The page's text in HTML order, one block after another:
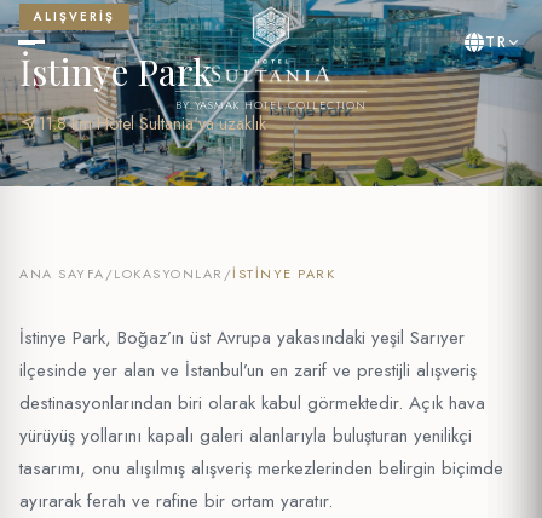
BY YASMAK HOTEL COLLECTION
TR
ALIŞVERIŞ
İstinye Park
near_me11.8 km Hotel Sultania'ya uzaklık
ANA SAYFA/LOKASYONLAR /İSTINYE PARK
İstinye Park, Boğaz’ın üst Avrupa yakasındaki yeşil Sarıyer
ilçesinde yer alan ve İstanbul’un en zarif ve prestijli alışveriş
destinasyonlarından biri olarak kabul görmektedir. Açık hava
yürüyüş yollarını kapalı galeri alanlarıyla buluşturan yenilikçi
tasarımı, onu alışılmış alışveriş merkezlerinden belirgin biçimde
ayırarak ferah ve rafine bir ortam yaratır.